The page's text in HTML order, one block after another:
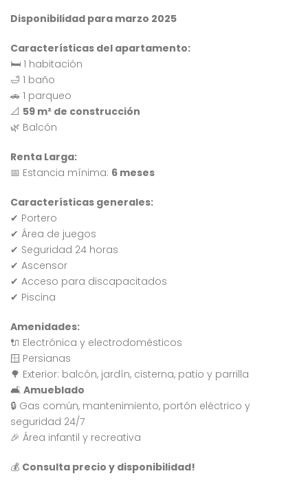
Disponibilidad para marzo 2025
Características del apartamento:
🛏️ 1 habitación
🛁 1 baño
🚗 1 parqueo
📐 59 m² de construcción
🌿 Balcón
Renta Larga:
📅 Estancia mínima: 6 meses
Características generales:
✔ Portero
✔ Área de juegos
✔ Seguridad 24 horas
✔ Ascensor
✔ Acceso para discapacitados
✔ Piscina
Amenidades:
🔌 Electrónica y electrodomésticos
🪟 Persianas
🌳 Exterior: balcón, jardín, cisterna, patio y parrilla
🛋 Amueblado
🔒 Gas común, mantenimiento, portón eléctrico y
seguridad 24/7
🎉 Área infantil y recreativa
💰 Consulta precio y disponibilidad!
Don Paco III, Santo Domingo Este, República Dominicana
encontró ningún
No se encontró ningún